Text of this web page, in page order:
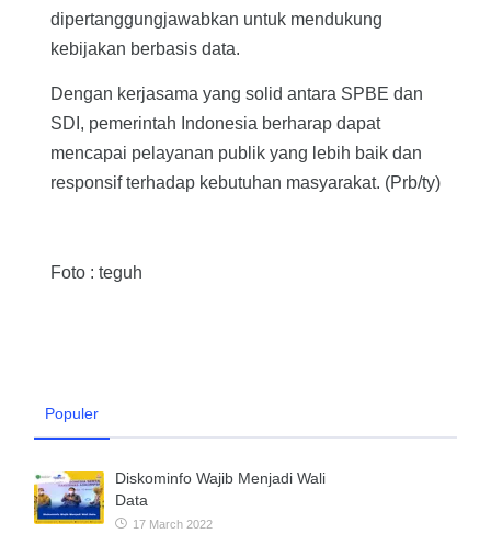
dipertanggungjawabkan untuk mendukung
kebijakan berbasis data.
Dengan kerjasama yang solid antara SPBE dan
SDI, pemerintah Indonesia berharap dapat
mencapai pelayanan publik yang lebih baik dan
responsif terhadap kebutuhan masyarakat. (Prb/ty)
Foto : teguh
Populer
Diskominfo Wajib Menjadi Wali
Data
17 March 2022